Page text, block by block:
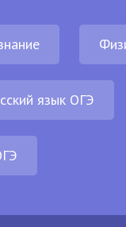
язык ОГЭ